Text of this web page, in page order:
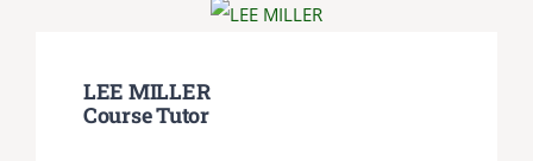
LEE MILLER
Course Tutor